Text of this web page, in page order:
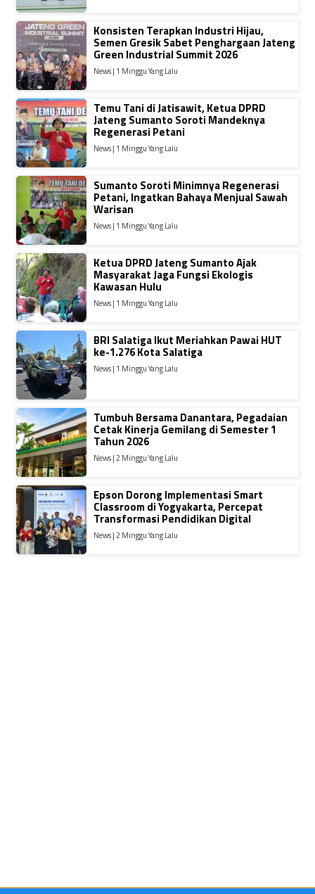
Konsisten Terapkan Industri Hijau,
Semen Gresik Sabet Penghargaan Jateng
Green Industrial Summit 2026
News | 1 Minggu Yang Lalu
Temu Tani di Jatisawit, Ketua DPRD
Jateng Sumanto Soroti Mandeknya
Regenerasi Petani
News | 1 Minggu Yang Lalu
Sumanto Soroti Minimnya Regenerasi
Petani, Ingatkan Bahaya Menjual Sawah
Warisan
News | 1 Minggu Yang Lalu
Ketua DPRD Jateng Sumanto Ajak
Masyarakat Jaga Fungsi Ekologis
Kawasan Hulu
News | 1 Minggu Yang Lalu
BRI Salatiga Ikut Meriahkan Pawai HUT
ke-1.276 Kota Salatiga
News | 1 Minggu Yang Lalu
Tumbuh Bersama Danantara, Pegadaian
Cetak Kinerja Gemilang di Semester 1
Tahun 2026
News | 2 Minggu Yang Lalu
Epson Dorong Implementasi Smart
Classroom di Yogyakarta, Percepat
Transformasi Pendidikan Digital
News | 2 Minggu Yang Lalu